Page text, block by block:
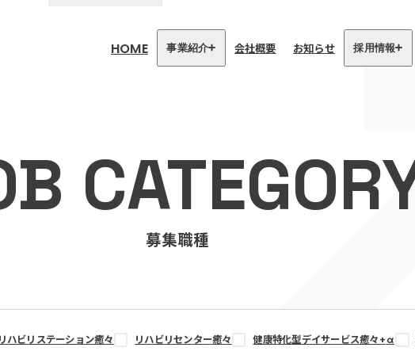
HOME 事業紹介
リハビリセンター癒々
健康特化型デイサービス癒々＋
α
福祉用具プランナー癒々
会社概要 お知らせ 採用情報
募集職種
ハビリステーション癒々 リハビリセンター癒々 健康特化型デイサービス癒々+α